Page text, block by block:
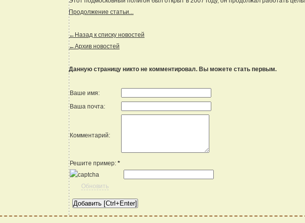
Продолжение статьи...
←Назад к списку новостей
←Архив новостей
Данную страницу никто не комментировал. Вы можете стать первым.
Ваше имя:
Ваша почта:
Комментарий:
Решите пример: *
Обновить